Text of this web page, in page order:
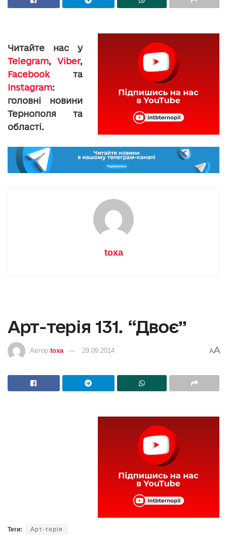
Читайте нас у
Telegram, Viber,
Facebookта
Instagram:
головні новини
Тернополя та
області.
toxa
Aрт-терія 131. “Двоє”
Автор toxa 29.09.2014 AA
Теги: Aрт-терія